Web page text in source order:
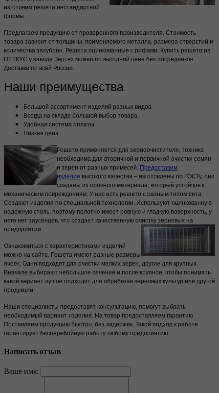
изготовим решета нестандартной
формы.
Предлагаем продукцию от проверенного производителя. Стоимость
товара зависит от толщины, применяемого металла, размера отверстий и
количества зазубрин. Решета оцинкованные с рифами. Купить решето на
ПЕТКУС у завода Зертех можно по выгодной цене без посредников.
Доставка по всей России.
Наши преимущества
Большой ассортимент изделий разных видов.
Всегда на складе большой выбор товара.
Удобная система оплаты.
Низкая цена.
Решето применяется для зерноочистителя, техника
необходима для вторичной и первичной очистки семян
и зерен от разных примесей. Предоставим
изделия высокого качества – изготовлены по ГОСТу, они
созданы из прочного материала, который устойчив к
механическим повреждениям. У нас есть решето с разным типом сита.
Создают изделия по специальной технологии. Используют оцинкованную
надежную столь, поэтому полотно имеет ровную и гладкую поверхность, у
него нет заусенцев, что создает качественную очистку зерновых на
предприятии.
Ознакомиться с характеристиками изделий
можно на сайте. Решета имеют разные размеры
ячеек. Одни подходят для очистки мелких зерен, другие для крупных.
Вначале выбирают небольшое сечение и после крупное, чтобы понимать
какой вариант лучше подходит для обработки зерновых культур или другой
продукции.
Наши специалисты предоставят консультацию, помогут выбрать
необходимый вариант изделия. На товар предоставляем гарантию.
Поставляем продукцию быстро, без задержек. Такой подход к работе
гарантирует бесперебойную работу любому предприятию.
Написать отзыв
Ваше имя: